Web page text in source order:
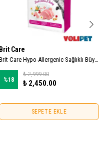
Brit Care
Brit Care Hypo-Allergenic Sağlıklı Büyüme için Tavuklu ve Hindili Tahılsız Yavru Kedi Maması 7kg
%18
₺ 2,999.00
₺ 2,450.00
SEPETE EKLE